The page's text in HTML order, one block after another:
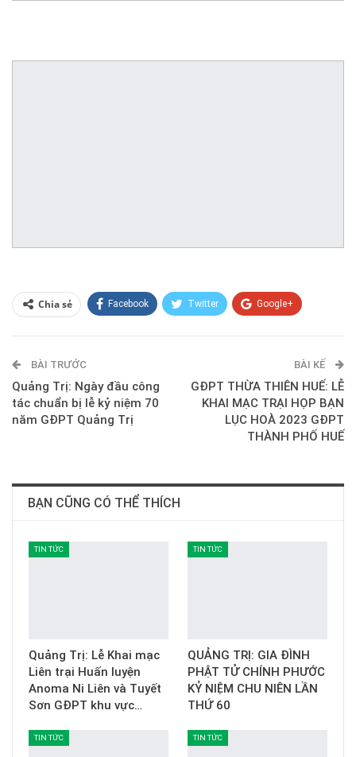
Chia sẻ Facebook Twitter Google+
E-mail
BÀI TRƯỚC
Quảng Trị: Ngày đầu công
tác chuẩn bị lễ kỷ niệm 70
năm GĐPT Quảng Trị
BÀI KẾ
GĐPT THỪA THIÊN HUẾ: LỄ
KHAI MẠC TRẠI HỌP BẠN
LỤC HOÀ 2023 GĐPT
THÀNH PHỐ HUẾ
BẠN CŨNG CÓ THỂ THÍCH
TIN TỨC
Quảng Trị: Lễ Khai mạc
Liên trại Huấn luyện
Anoma Ni Liên và Tuyết
Sơn GĐPT khu vực…
TIN TỨC
QUẢNG TRỊ: GIA ĐÌNH
PHẬT TỬ CHÍNH PHƯỚC
KỶ NIỆM CHU NIÊN LẦN
THỨ 60
TIN TỨC TIN TỨC